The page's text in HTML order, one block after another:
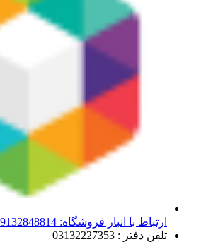
ارتباط با انبار فروشگاه: 09132848814
تلفن دفتر : 03132227353